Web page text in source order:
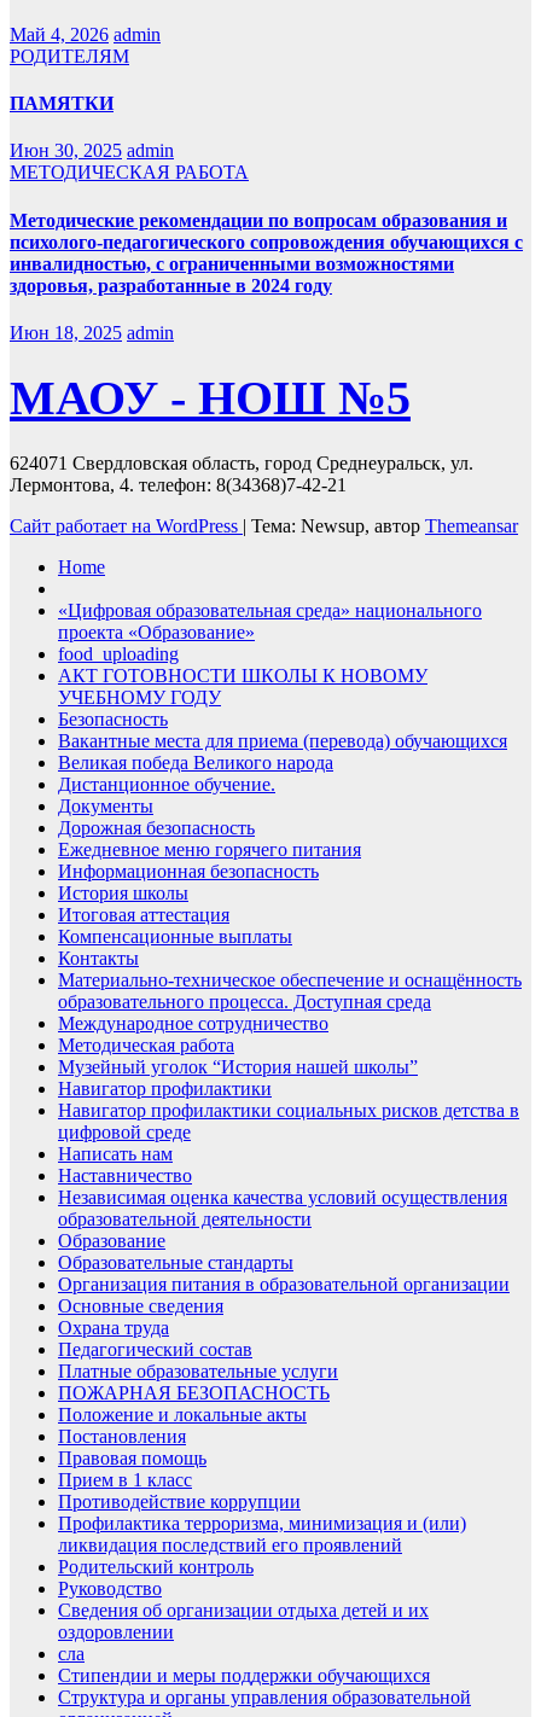
Май 4, 2026 admin
РОДИТЕЛЯМ
ПАМЯТКИ
Июн 30, 2025 admin
МЕТОДИЧЕСКАЯ РАБОТА
Методические рекомендации по вопросам образования и
психолого-педагогического сопровождения обучающихся с
инвалидностью, с ограниченными возможностями
здоровья, разработанные в 2024 году
Июн 18, 2025 admin
МАОУ - НОШ №5
624071 Свердловская область, город Среднеуральск, ул.
Лермонтова, 4. телефон: 8(34368)7-42-21
Сайт работает на WordPress | Тема: Newsup, автор Themeansar
Home
«Цифровая образовательная среда» национального
проекта «Образование»
food_uploading
АКТ ГОТОВНОСТИ ШКОЛЫ К НОВОМУ
УЧЕБНОМУ ГОДУ
Безопасность
Вакантные места для приема (перевода) обучающихся
Великая победа Великого народа
Дистанционное обучение.
Документы
Дорожная безопасность
Ежедневное меню горячего питания
Информационная безопасность
История школы
Итоговая аттестация
Компенсационные выплаты
Контакты
Материально-техническое обеспечение и оснащённость
образовательного процесса. Доступная среда
Международное сотрудничество
Методическая работа
Музейный уголок “История нашей школы”
Навигатор профилактики
Навигатор профилактики социальных рисков детства в
цифровой среде
Написать нам
Наставничество
Независимая оценка качества условий осуществления
образовательной деятельности
Образование
Образовательные стандарты
Организация питания в образовательной организации
Основные сведения
Охрана труда
Педагогический состав
Платные образовательные услуги
ПОЖАРНАЯ БЕЗОПАСНОСТЬ
Положение и локальные акты
Постановления
Правовая помощь
Прием в 1 класс
Противодействие коррупции
Профилактика терроризма, минимизация и (или)
ликвидация последствий его проявлений
Родительский контроль
Руководство
Сведения об организации отдыха детей и их
оздоровлении
сла
Стипендии и меры поддержки обучающихся
Структура и органы управления образовательной